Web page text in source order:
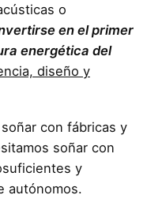
o
en el primer
energética del
diseño y
con fábricas y
soñar con
y
autónomos.